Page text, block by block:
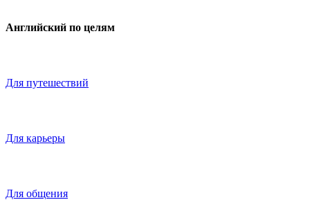
Английский по целям
Для путешествий
Для карьеры
Для общения